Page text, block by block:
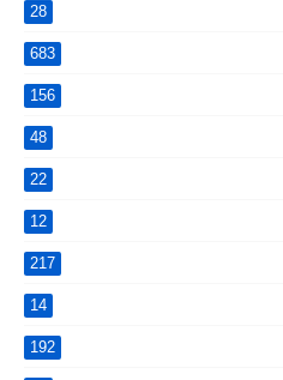
28
683
156
48
22
12
217
14
192